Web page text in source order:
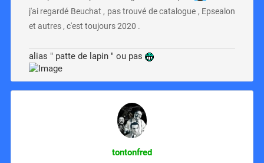
j'ai regardé Beuchat , pas trouvé de catalogue , Epsealon
et autres , c'est toujours 2020 .
alias " patte de lapin " ou pas
tontonfred